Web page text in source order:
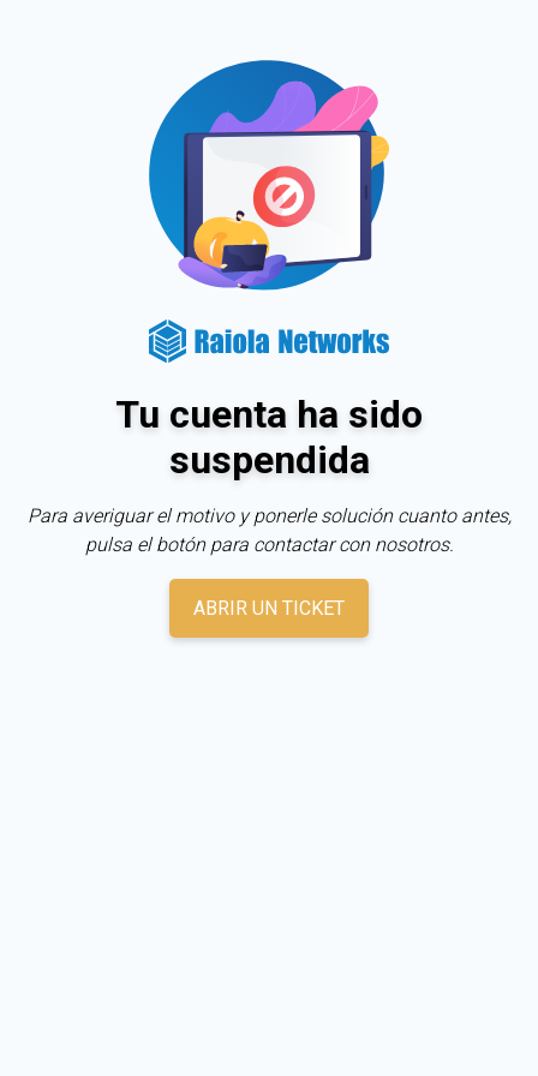
Tu cuenta ha sido
suspendida
Para averiguar el motivo y ponerle solución cuanto antes,
pulsa el botón para contactar con nosotros.
ABRIR UN TICKET